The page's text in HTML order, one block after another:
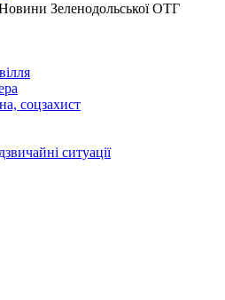
Зеленодольської ОТГ
соцзахист
ситуації